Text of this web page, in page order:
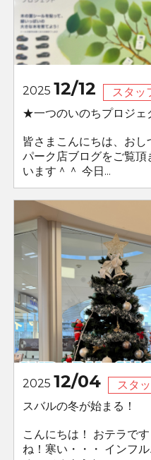
2025 12/12
スタッ
★一つのいのちプロジ
皆さまこんにちは、お
パーク店ブログをご覧頂
います＾＾ 今日...
2025 12/04
スタ
スバルの冬が始まる！
こんにちは！ おテラで
ね！寒い・・・ インフ